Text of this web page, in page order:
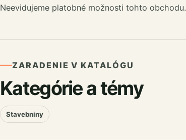
Neevidujeme platobné možnosti tohto obchodu.
ZARADENIE V KATALÓGU
Kategórie a témy
Stavebniny